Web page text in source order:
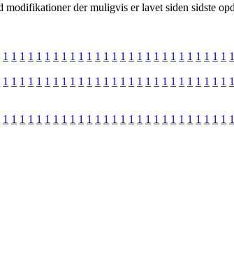
der muligvis er lavet siden sidste
1 1 1 1 1 1 1 1 1 1 1 1 1 1 1 1 1 1 1 1 1 1 1 1 1 1 1 1
1 1 1 1 1 1 1 1 1 1 1 1 1 1 1 1 1 1 1 1 1 1 1 1 1 1 1 1
1 1 1 1 1 1 1 1 1 1 1 1 1 1 1 1 1 1 1 1 1 1 1 1 1 1 1 1